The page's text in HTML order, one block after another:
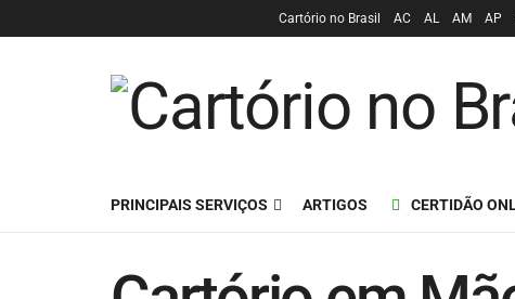
Cartório no Brasil AC AL AM AP
PRINCIPAIS SERVIÇOS ARTIGOS CERTIDÃO